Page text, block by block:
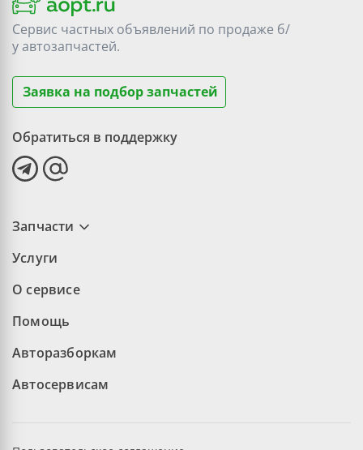
Сервис частных объявлений по продаже б/
уавтозапчастей.
Заявка на подбор запчастей
Обратиться в поддержку
Запчасти
Услуги
О сервисе
Помощь
Авторазборкам
Автосервисам